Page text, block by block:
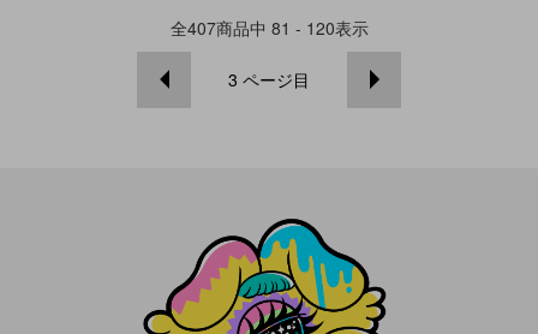
全407商品中 81 - 120表示
3 ページ目